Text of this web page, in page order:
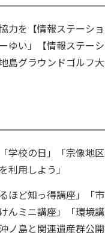
力を【情報ステーシ
ゆい」【情報ステー
島グラウンドゴルフ
学校の日」「宗像地
利用しよう」
ほど知っ得講座」「
んミニ講座」「環境
ノ島と関連遺産群公開